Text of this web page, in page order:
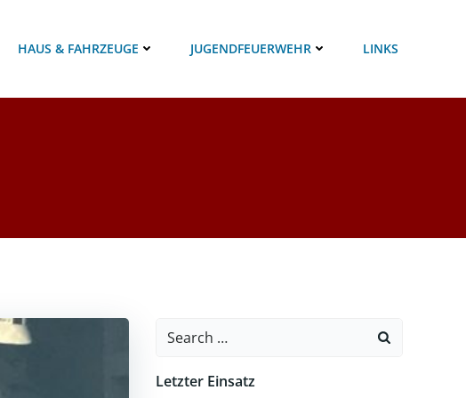
HAUS & FAHRZEUGE JUGENDFEUERWEHR LINKS
Search
Letzter Einsatz